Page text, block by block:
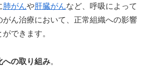
肺がんや肝臓がんなど、呼吸によって
がん治療において、正常組織への影響
できます。
への取り組み。